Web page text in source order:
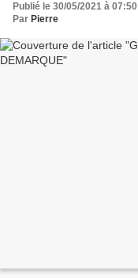
Publié le 30/05/2021 à 07:50
Par Pierre